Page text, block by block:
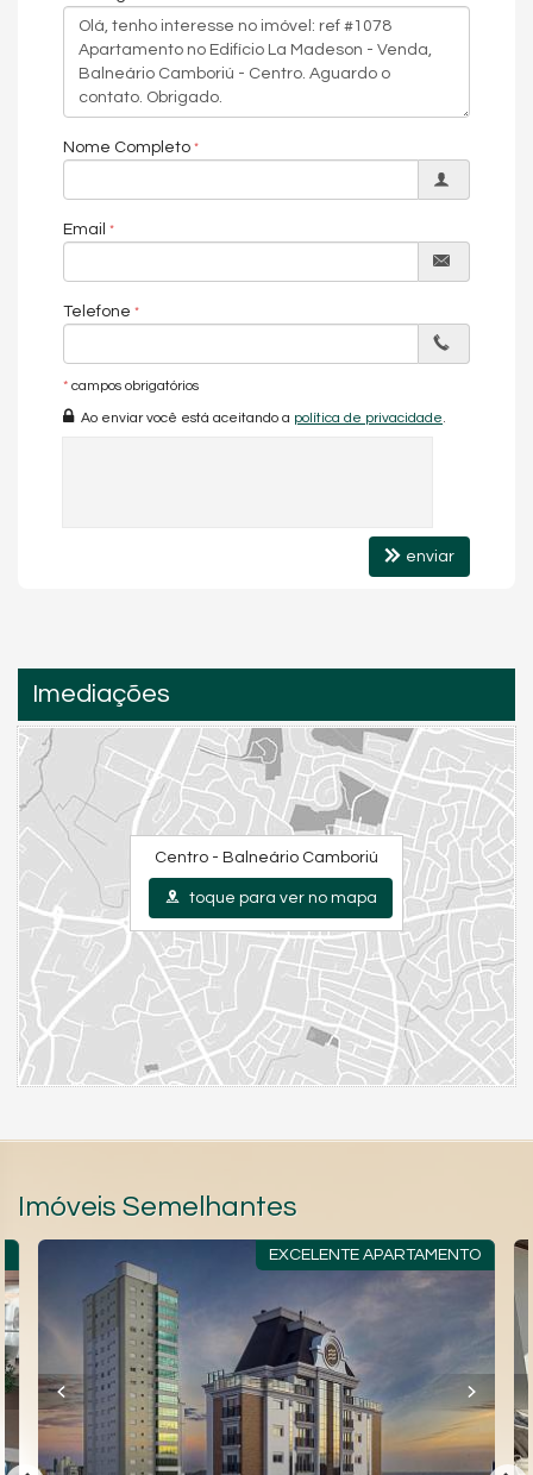
Sacada com Churrasqueira
Sala de Estar
Sala de Jantar
Sala para 2 Ambientes
Cozinha
Lavabo
Demi-Suíte
Características do Empreendimento
Sala de Jogos
Cinema
Portaria 24h
Portão Eletrônico
Playground
Piscina Infantil
Nome Completo
Email
Telefone
* campos obrigatórios
Ao enviar você está aceitando a política de privacidade
enviar
Imediações
Centro - Balneário Camboriú
toque para ver no mapa
Imóveis Semelhantes
EXCELENTE APARTAMENTO